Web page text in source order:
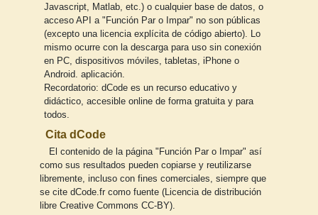
Javascript, Matlab, etc.) o cualquier base de datos, o
acceso API a "Función Par o Impar" no son públicas
(excepto una licencia explícita de código abierto). Lo
mismo ocurre con la descarga para uso sin conexión
en PC, dispositivos móviles, tabletas, iPhone o
Android. aplicación.
Recordatorio: dCode es un recurso educativo y
didáctico, accesible online de forma gratuita y para
todos.
Cita dCode
El contenido de la página "Función Par o Impar" así
como sus resultados pueden copiarse y reutilizarse
libremente, incluso con fines comerciales, siempre que
se cite dCode.fr como fuente (Licencia de distribución
libre Creative Commons CC-BY).